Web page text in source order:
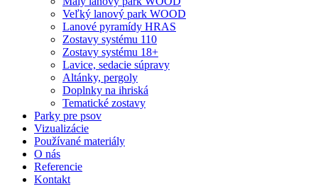
Veľký lanový park WOOD
Lanové pyramídy HRAS
Zostavy systému 110
Zostavy systému 18+
Lavice, sedacie súpravy
Altánky, pergoly
Doplnky na ihriská
Tematické zostavy
Parky pre psov
Vizualizácie
Používané materiály
O nás
Referencie
Kontakt